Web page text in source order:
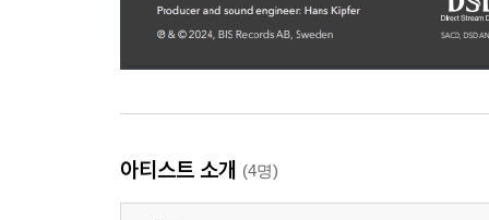
아티스트 소개 (4명)